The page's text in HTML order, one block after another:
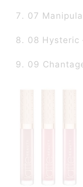
07
08 Hysteric
09